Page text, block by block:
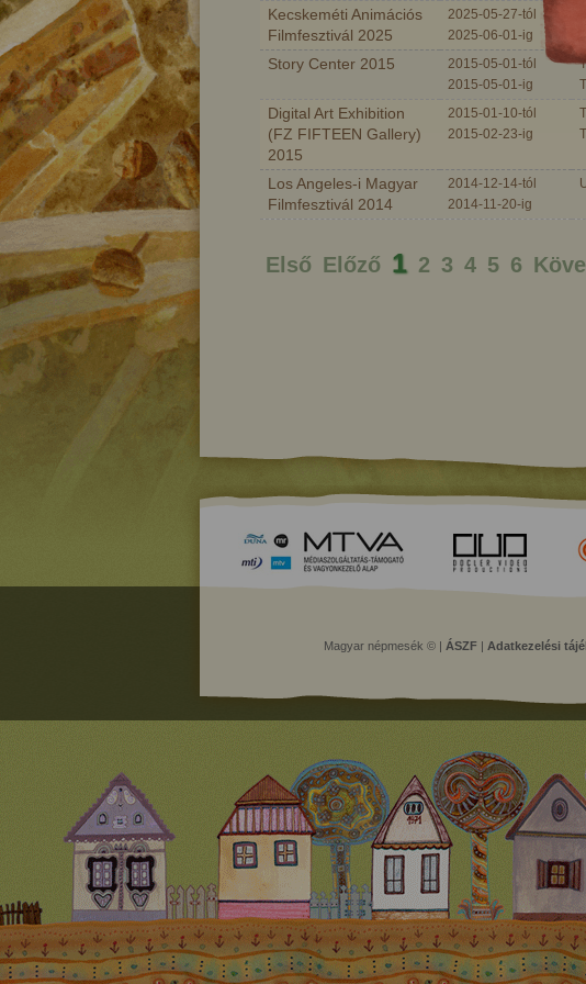
Kecskeméti Animációs
Filmfesztivál 2025
2025-05-27-tól
2025-06-01-ig
Story Center 2015
2015-05-01-tól
2015-05-01-ig
Digital Art Exhibition
(FZ FIFTEEN Gallery)
2015
2015-01-10-tól
2015-02-23-ig
Los Angeles-i Magyar
Filmfesztivál 2014
2014-12-14-tól
2014-11-20-ig
Első Előző 1 2 3 4 5 6
Magyar népmesék © | ÁSZF Adatkezelési